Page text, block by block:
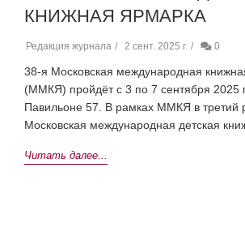
КНИЖНАЯ ЯРМАРКА
Редакция журнала 2 сент. 2025 г. 0
38-я Московская международная
(ММКЯ) пройдёт с 3 по 7 сентября 2025
Павильоне 57. В рамках ММКЯ в третий
Московская международная детская
Читать далее...